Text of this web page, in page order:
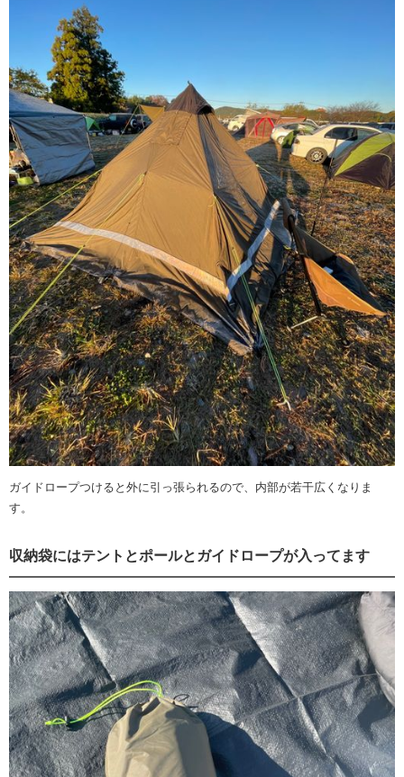
ガイドロープつけると外に引っ張られるので、内部が若干広くなりま
す。
収納袋にはテントとポールとガイドロープが入ってます